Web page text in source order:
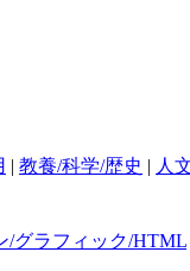
| 教養/科学/歴史 | 人
/グラフィック/HTML